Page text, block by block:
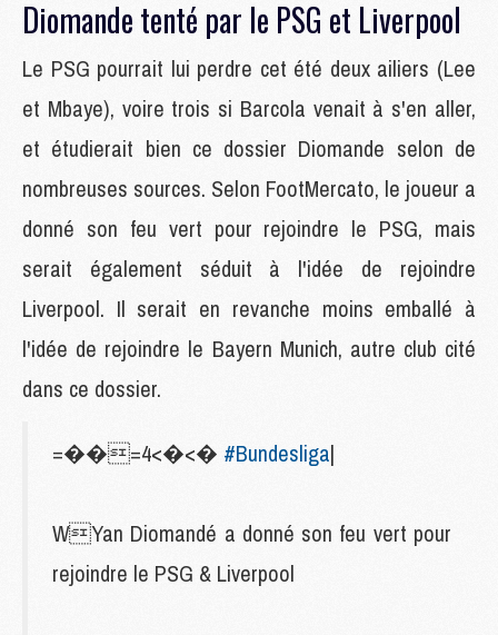
Diomande tenté par le PSG et Liverpool
Le PSG pourrait lui perdre cet été deux ailiers (Lee
et Mbaye), voire trois si Barcola venait à s'en aller,
et étudierait bien ce dossier Diomande selon de
nombreuses sources. Selon FootMercato, le joueur a
donné son feu vert pour rejoindre le PSG, mais
serait également séduit à l'idée de rejoindre
Liverpool. Il serait en revanche moins emballé à
l'idée de rejoindre le Bayern Munich, autre club cité
dans ce dossier.
=��=4<�<� #Bundesliga|
WYan Diomandé a donné son feu vert pour
rejoindre le PSG & Liverpool